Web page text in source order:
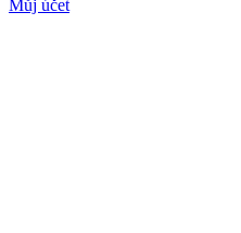
Můj účet